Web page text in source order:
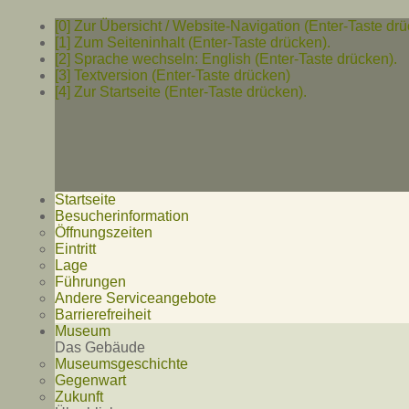
[0] Zur Übersicht / Website-Navigation (Enter-Taste
[1] Zum Seiteninhalt (Enter-Taste drücken).
[2] Sprache wechseln: English (Enter-Taste drücken).
[3] Textversion (Enter-Taste drücken)
[4] Zur Startseite (Enter-Taste drücken).
Startseite
Besucherinformation
Öffnungszeiten
Eintritt
Lage
Führungen
Andere Serviceangebote
Barrierefreiheit
Museum
Das Gebäude
Museumsgeschichte
Gegenwart
Zukunft